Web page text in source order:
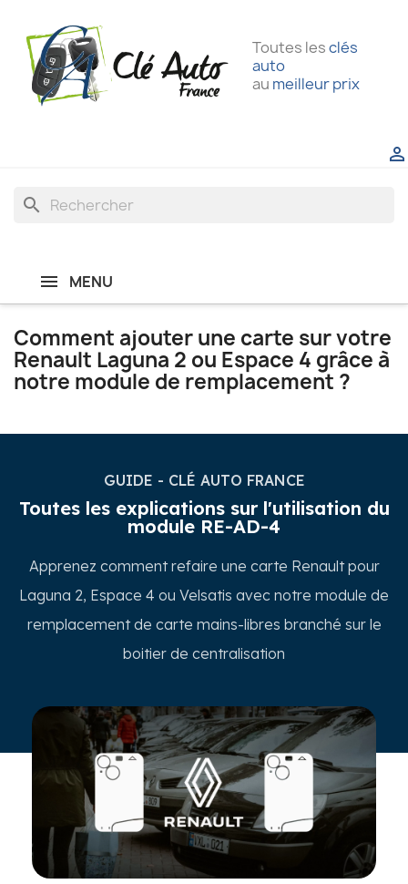
Toutes lesclés
auto
au meilleur prix

search
MENU
Comment ajouter une carte sur votre
Renault Laguna 2 ou Espace 4 grâce à
notre module de remplacement ?
GUIDE - CLÉ AUTO FRANCE
Toutes les explications sur l'utilisation du
module RE-AD-4
Apprenez comment refaire une carte Renault pour
Laguna 2, Espace 4 ou Velsatis avec notre module de
remplacement de carte mains-libres branché sur le
boitier de centralisation